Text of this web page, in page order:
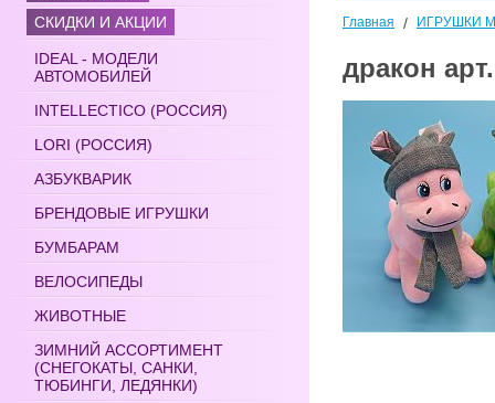
СКИДКИ И АКЦИИ
IDEAL - МОДЕЛИ
АВТОМОБИЛЕЙ
INTELLECTICO (РОССИЯ)
LORI (РОССИЯ)
АЗБУКВАРИК
БРЕНДОВЫЕ ИГРУШКИ
БУМБАРАМ
ВЕЛОСИПЕДЫ
ЖИВОТНЫЕ
ЗИМНИЙ АССОРТИМЕНТ
(СНЕГОКАТЫ, САНКИ,
ТЮБИНГИ, ЛЕДЯНКИ)
Главная / ИГРУШКИ
дракон